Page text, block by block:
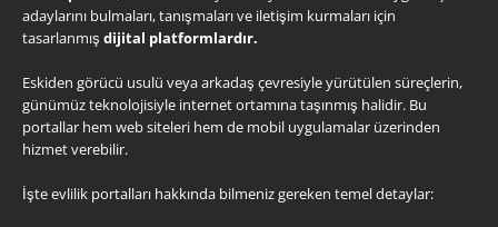
adaylarını bulmaları, tanışmaları ve iletişim kurmaları için
tasarlanmış dijital platformlardır.
Eskiden görücü usulü veya arkadaş çevresiyle yürütülen süreçlerin,
günümüz teknolojisiyle internet ortamına taşınmış halidir. Bu
portallar hem web siteleri hem de mobil uygulamalar üzerinden
hizmet verebilir.
İşte evlilik portalları hakkında bilmeniz gereken temel detaylar: